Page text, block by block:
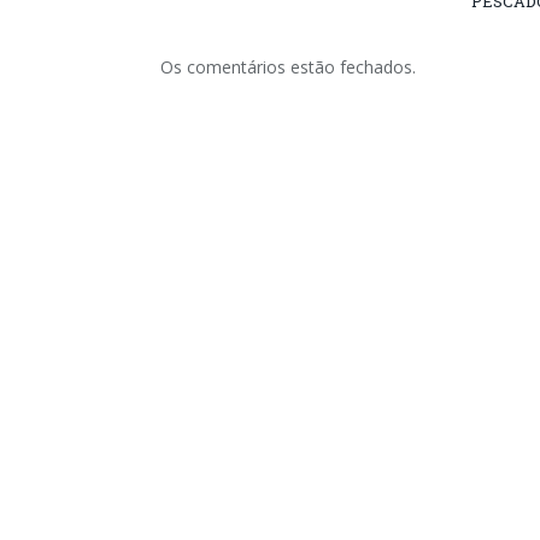
Os comentários estão fechados.